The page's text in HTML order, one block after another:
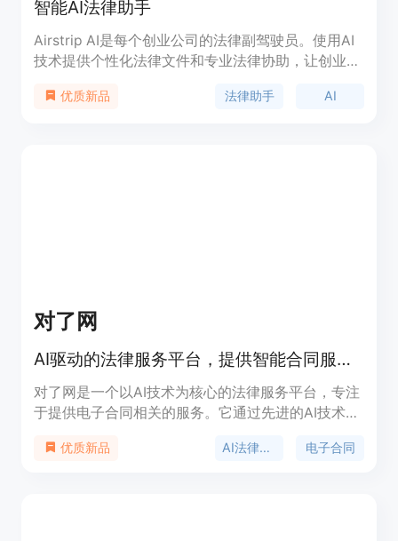
智能AI法律助手
Airstrip AI是每个创业公司的法律副驾驶员。使用AI
技术提供个性化法律文件和专业法律协助，让创业更
优质新品 法律助手 AI
对了网
AI驱动的法律服务平台，提供智能合同服务。
对了网是一个以AI技术为核心的法律服务平台，专注
于提供电子合同相关的服务。它通过先进的AI技术，
多种合同模板，满足不同行业和场景的需求。对了网
优质新品 AI法律服务 电子合同